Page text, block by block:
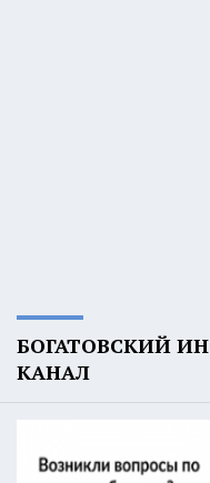
БОГАТОВСКИЙ
КАНАЛ